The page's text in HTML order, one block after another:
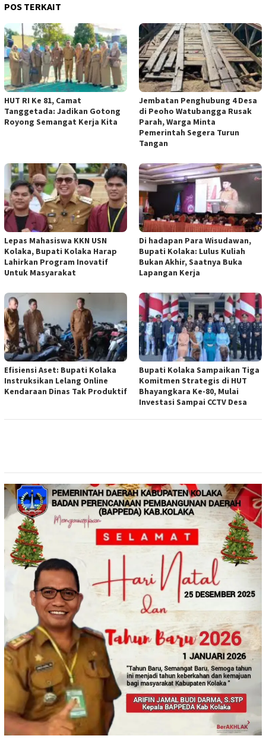
POS TERKAIT
HUT RI Ke 81, Camat
Tanggetada: Jadikan Gotong
Royong Semangat Kerja Kita
Jembatan Penghubung 4 Desa
di Peoho Watubangga Rusak
Parah, Warga Minta
Pemerintah Segera Turun
Tangan
Lepas Mahasiswa KKN USN
Kolaka, Bupati Kolaka Harap
Lahirkan Program Inovatif
Untuk Masyarakat
Di hadapan Para Wisudawan,
Bupati Kolaka: Lulus Kuliah
Bukan Akhir, Saatnya Buka
Lapangan Kerja
Efisiensi Aset: Bupati Kolaka
Instruksikan Lelang Online
Kendaraan Dinas Tak Produktif
Bupati Kolaka Sampaikan Tiga
Komitmen Strategis di HUT
Bhayangkara Ke-80, Mulai
Investasi Sampai CCTV Desa